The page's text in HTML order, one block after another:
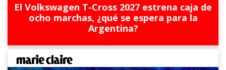
El Volkswagen T-Cross 2027 estrena caja de
ocho marchas, ¿qué se espera para la
Argentina?